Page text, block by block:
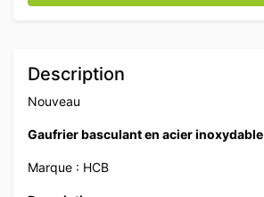
Description
Nouveau
Gaufrier basculant en acier inoxydable
Marque : HCB